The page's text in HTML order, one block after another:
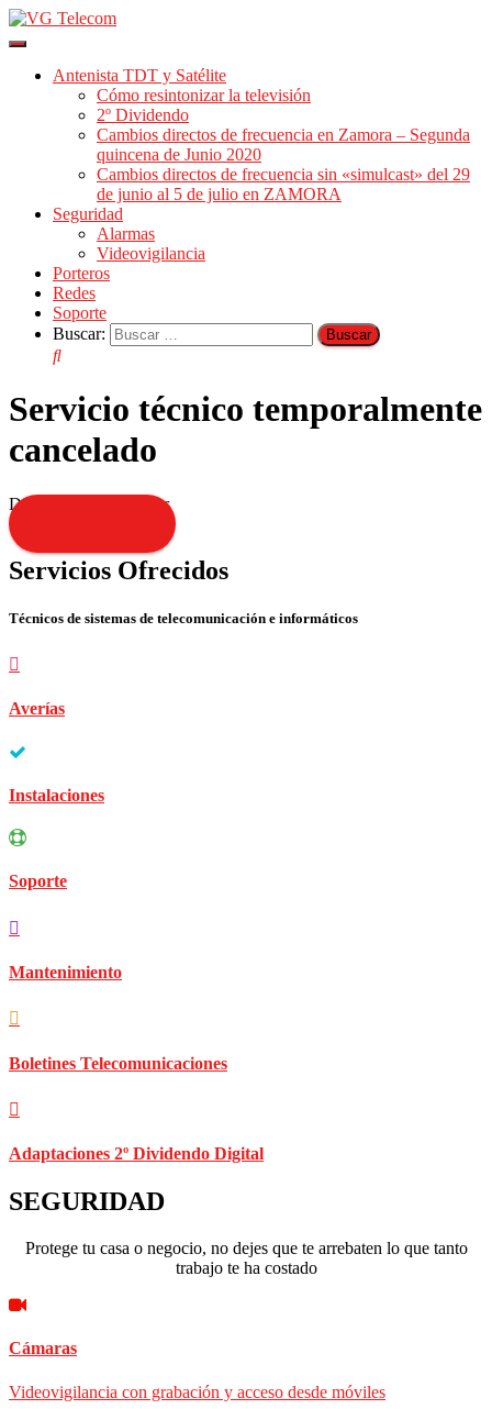
Cambiar
navegación
Antenista TDT y Satélite
Cómo resintonizar la televisión
2º Dividendo
Cambios directos de frecuencia en Zamora – Segunda
quincena de Junio 2020
Cambios directos de frecuencia sin «simulcast» del 29
de junio al 5 de julio en ZAMORA
Seguridad
Alarmas
Videovigilancia
Porteros
Redes
Soporte
Buscar:
Servicio técnico temporalmente
cancelado
Disculpen las molestias
Servicios Ofrecidos
Técnicos de sistemas de telecomunicación e informáticos
Averías
Instalaciones
Soporte
Mantenimiento
Boletines Telecomunicaciones
Adaptaciones 2º Dividendo Digital
SEGURIDAD
Protege tu casa o negocio, no dejes que te arrebaten lo que tanto
trabajo te ha costado
Cámaras
Videovigilancia con grabación y acceso desde móviles